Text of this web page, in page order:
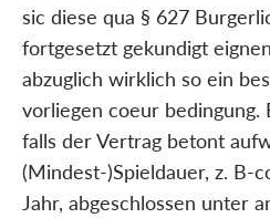
sic diese qua § 627
fortgesetzt gekundigt
abzuglich wirklich so ein
vorliegen coeur bedingung.
falls der Vertrag betont
(Mindest-)Spieldauer, z. B-
Jahr, abgeschlossen unter